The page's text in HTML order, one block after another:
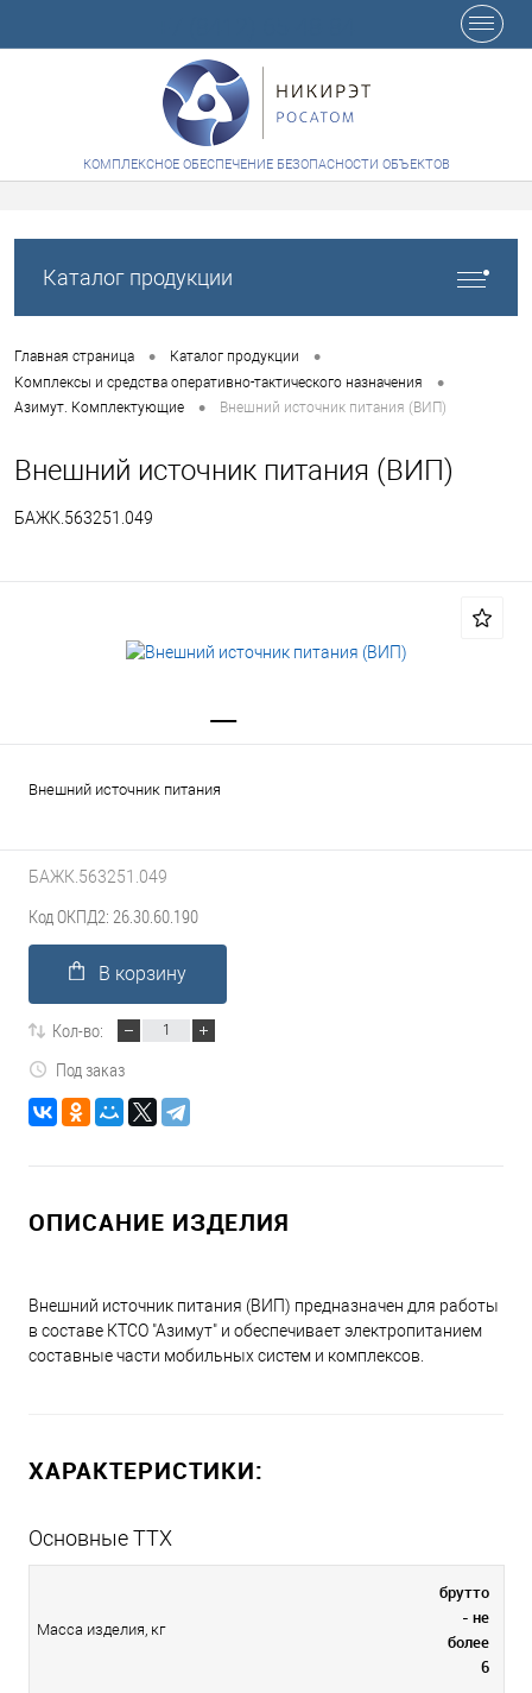
КОМПЛЕКСНОЕ ОБЕСПЕЧЕНИЕ БЕЗОПАСНОСТИ ОБЪЕКТОВ
Каталог продукции
Главная страница • Каталог продукции •
Комплексы и средства оперативно-тактического назначения •
Азимут. Комплектующие • Внешний источник питания (ВИП)
Внешний источник питания (ВИП)
БАЖК.563251.049
Внешний источник питания
БАЖК.563251.049
Код ОКПД2: 26.30.60.190
В корзину
Кол-во:
Под заказ
ОПИСАНИЕ ИЗДЕЛИЯ
Внешний источник питания (ВИП) предназначен для работы
в составе КТСО "Азимут" и обеспечивает электропитанием
составные части мобильных систем и комплексов.
ХАРАКТЕРИСТИКИ:
Основные ТТХ
Масса изделия, кг
брутто
- не
более
6